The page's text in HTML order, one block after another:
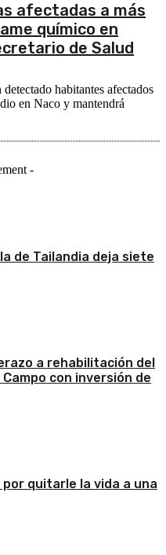
afectadas a más
químico en
de Salud
habitantes afectados
en Naco y mantendrá
-
de Tailandia deja siete
a rehabilitación del
con inversión de
quitarle la vida a una